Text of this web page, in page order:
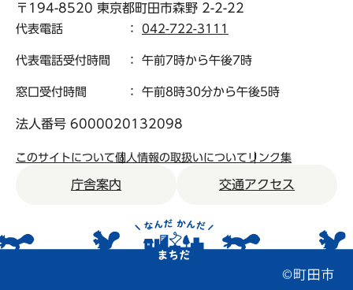
〒194-8520 東京都町田市森野 2-2-22
代表電話 ： 042-722-3111
代表電話受付時間 ： 午前7時から午後7時
窓口受付時間 ： 午前8時30分から午後5時
法人番号 6000020132098
このサイトについて個人情報の取扱いについて リンク集
庁舎案内 交通アクセス